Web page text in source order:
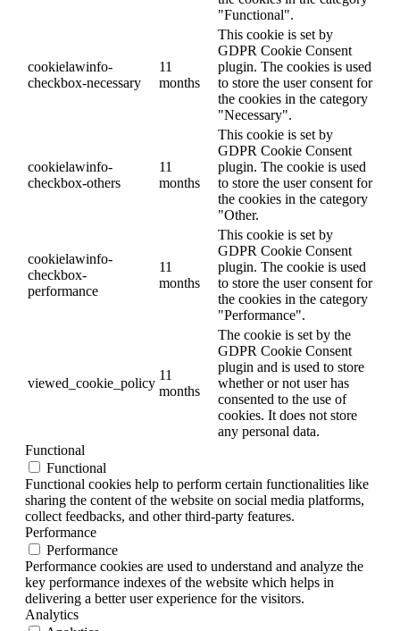
"Functional".
cookielawinfo-
checkbox-necessary
11
months
This cookie is set by
GDPR Cookie Consent
plugin. The cookies is used
to store the user consent for
the cookies in the category
"Necessary".
cookielawinfo-
checkbox-others
11
months
This cookie is set by
GDPR Cookie Consent
plugin. The cookie is used
to store the user consent for
the cookies in the category
"Other.
cookielawinfo-
checkbox-
performance
11
months
This cookie is set by
GDPR Cookie Consent
plugin. The cookie is used
to store the user consent for
the cookies in the category
"Performance".
viewed_cookie_policy
11
months
The cookie is set by the
GDPR Cookie Consent
plugin and is used to store
whether or not user has
consented to the use of
cookies. It does not store
any personal data.
Functional
Functional
Functional cookies help to perform certain functionalities like
sharing the content of the website on social media platforms,
collect feedbacks, and other third-party features.
Performance
Performance
Performance cookies are used to understand and analyze the
key performance indexes of the website which helps in
delivering a better user experience for the visitors.
Analytics